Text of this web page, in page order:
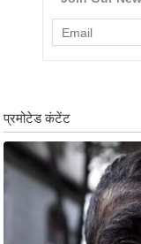
B
r
e
a